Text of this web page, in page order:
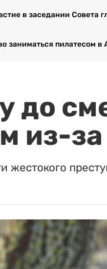
в заседании Совета
заниматься пилатесом в
до
из-
жестокого